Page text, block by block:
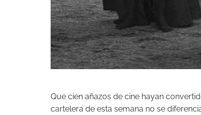
Que cien añazos de cine hayan
cartelera de esta semana no se